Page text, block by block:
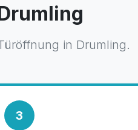
in Drumling.
3